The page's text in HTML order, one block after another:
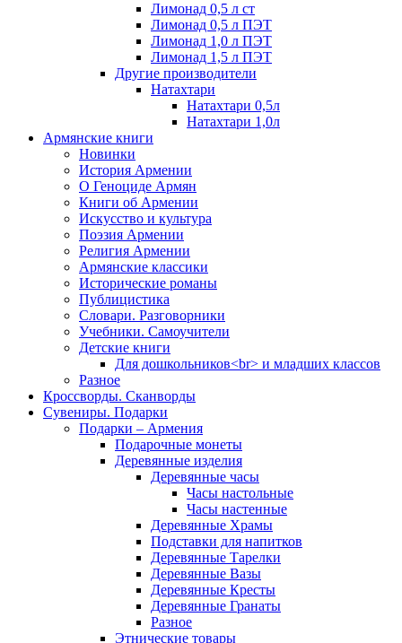
Лимонад 0,5 л ст
Лимонад 0,5 л ПЭТ
Лимонад 1,0 л ПЭТ
Лимонад 1,5 л ПЭТ
Другие производители
Натахтари
Натахтари 0,5л
Натахтари 1,0л
Армянские книги
Новинки
История Армении
О Геноциде Армян
Книги об Армении
Иcкусство и культура
Поэзия Армении
Религия Армении
Армянские классики
Исторические романы
Публицистика
Словари. Разговорники
Учебники. Самоучители
Детские книги
Для дошкольников<br> и младших классов
Разное
Кроссворды. Сканворды
Сувениры. Подарки
Подарки – Армения
Подарочные монеты
Деревянные изделия
Деревянные часы
Часы настольные
Часы настенные
Деревянные Храмы
Подставки для напитков
Деревянные Тарелки
Деревянные Вазы
Деревянные Кресты
Деревянные Гранаты
Разное
Этнические товары